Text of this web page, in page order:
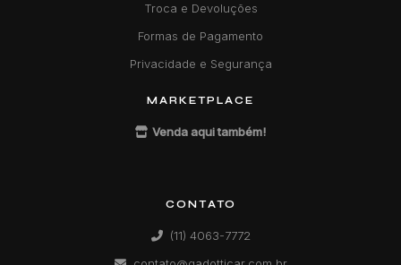
Troca e Devoluções
Formas de Pagamento
Privacidade e Segurança
MARKETPLACE
Venda aqui também!
CONTATO
(11) 4063-7772